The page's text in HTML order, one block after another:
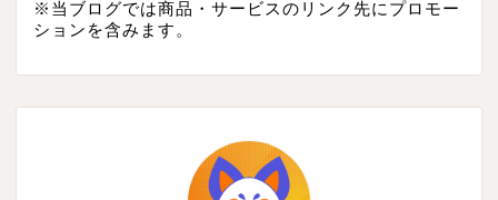
※当ブログでは商品・サービスのリンク先にプロモー
ションを含みます。